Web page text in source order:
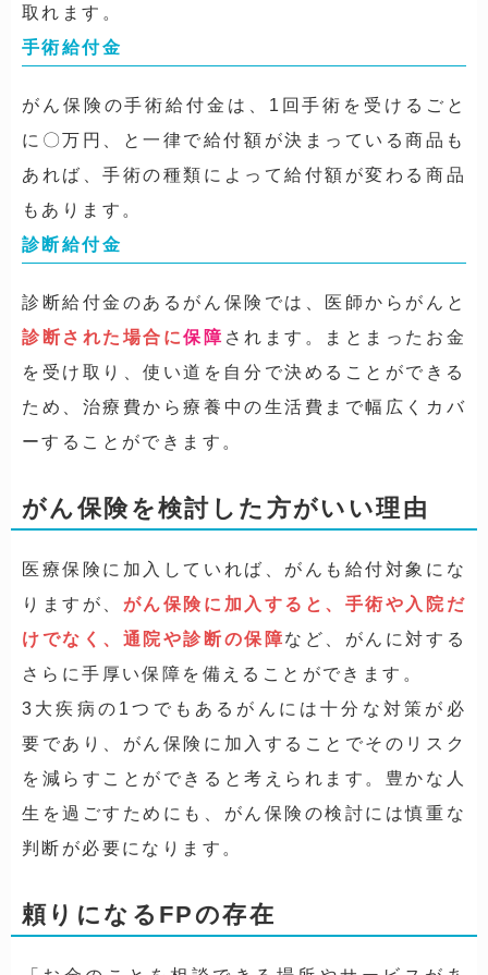
取れます。
手術給付金
がん保険の手術給付金は、1回手術を受けるごと
に〇万円、
と一律で給付額が決まっている商品も
あれば、手術の種類によって給付額が変わる商品
もあります。
診断給付金
診断給付金のあるがん保険では、医師からがんと
診断された場合に保障 されます。まとまったお金
を受け取り、使い道を自分で決めることができる
ため、治療費から療養中の生活費まで幅広くカバ
ーすることができます。
がん保険を検討した方がいい理由
医療保険に加入していれば、がんも給付対象にな
りますが、 がん保険に加入すると、手術や入院だ
けでなく、通院や診断の保障など、がんに対する
さらに手厚い保障を備えることができます。
3大疾病の1つでもあるがんには十分な対策が必
要であり、がん保険に加入することでそのリスク
を減らすことができると考えられます。豊かな人
生を過ごすためにも、がん保険の検討には慎重な
判断が必要になります。
頼りになるFPの存在